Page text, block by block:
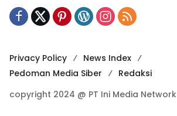
Privacy Policy
News Index
Pedoman Media Siber
Redaksi
copyright 2024 @ PT Ini Media Network